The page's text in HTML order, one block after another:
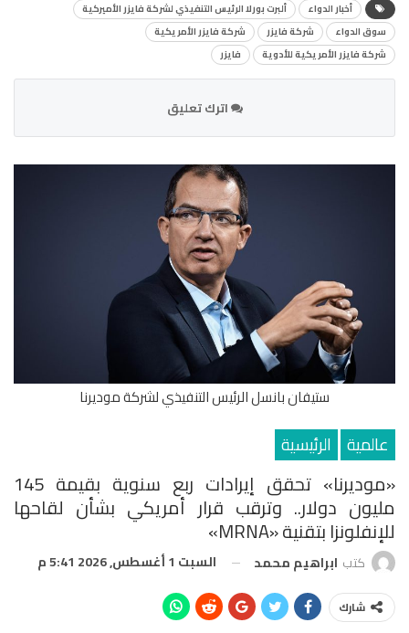
أخبار الدواء
ألبرت بورلا الرئيس التنفيذي لشركة فايزر الأميركية
سوق الدواء
شركة فايزر
شركة فايزر الأمريكية
شركة فايزر الأمريكية للأدوية
فايزر
اترك تعليق
ستيفان بانسل الرئيس التنفيذي لشركة موديرنا
عالمية الرئيسية
«موديرنا» تحقق إيرادات ربع سنوية بقيمة 145
مليون دولار.. وترقب قرار أمريكي بشأن لقاحها
للإنفلونزا بتقنية «mRNA»
كتب ابراهيم محمد السبت 1 أغسطس, 2026 5:41 م
شارك